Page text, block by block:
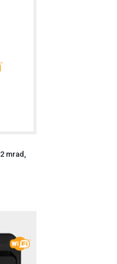
mrad,